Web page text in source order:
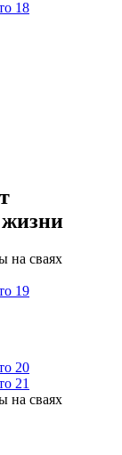
жизни
на сваях
на сваях